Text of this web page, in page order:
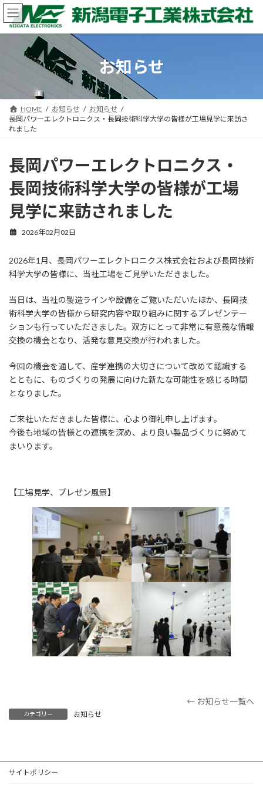
コ
ン
ッ
ナ
ビ
移
お知らせ
HOME お知らせ
お知らせ
長岡パワーエレクトロニクス・長岡技術科学大学の皆様が工場見学に来訪さ
れました
長岡パワーエレクトロニクス・
長岡技術科学大学の皆様が工場
見学に来訪されました
2026年02月02日
2026年1月、長岡パワーエレクトロニクス株式会社および長岡技術
科学大学の皆様に、当社工場をご見学いただきました。
当日は、当社の製造ラインや設備をご覧いただいたほか、長岡技
術科学大学の皆様から研究内容や取り組みに関するプレゼンテー
ションも行っていただきました。双方にとって非常に有意義な情報
交換の機会となり、活発な意見交換が行われました。
今回の機会を通して、産学連携の大切さについて改めて認識する
とともに、ものづくりの発展に向けた新たな可能性を感じる時間
となりました。
ご来社いただきました皆様に、心より御礼申し上げます。
今後も地域の皆様との連携を深め、より良い製品づくりに努めて
まいります。
【工場見学、プレゼン風景】
← お知らせ一覧へ
カテゴリー お知らせ
サイトポリシー